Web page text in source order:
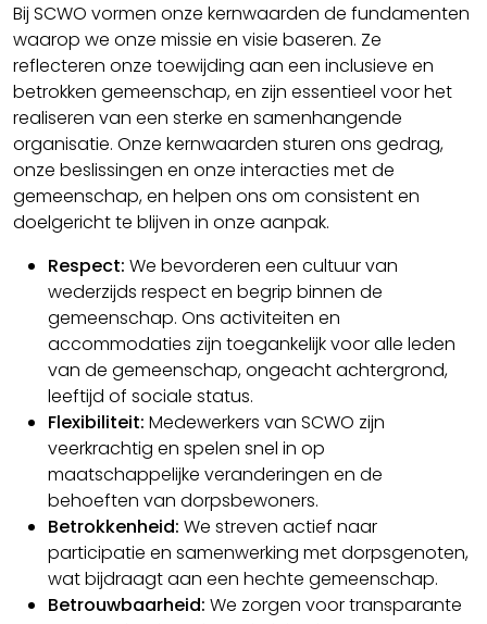
Bij SCWO vormen onze kernwaarden de fundamenten
waarop we onze missie en visie baseren. Ze
reflecteren onze toewijding aan een inclusieve en
betrokken gemeenschap, en zijn essentieel voor het
realiseren van een sterke en samenhangende
organisatie. Onze kernwaarden sturen ons gedrag,
onze beslissingen en onze interacties met de
gemeenschap, en helpen ons om consistent en
doelgericht te blijven in onze aanpak.
Respect: We bevorderen een cultuur van
wederzijds respect en begrip binnen de
gemeenschap. Ons activiteiten en
accommodaties zijn toegankelijk voor alle leden
van de gemeenschap, ongeacht achtergrond,
leeftijd of sociale status.
Flexibiliteit: Medewerkers van SCWO zijn
veerkrachtig en spelen snel in op
maatschappelijke veranderingen en de
behoeften van dorpsbewoners.
Betrokkenheid: We streven actief naar
participatie en samenwerking met dorpsgenoten,
wat bijdraagt aan een hechte gemeenschap.
Betrouwbaarheid: We zorgen voor transparante